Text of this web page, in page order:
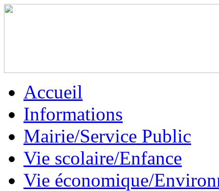
Accueil
Informations
Mairie/Service Public
Vie scolaire/Enfance
Vie économique/